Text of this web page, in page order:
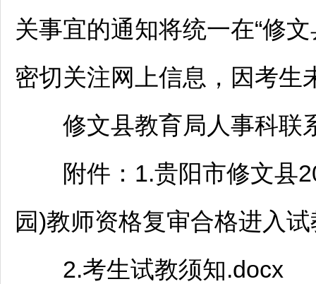
关事宜的通知将统一在“修文
密切关注网上信息，因考生
修文县教育局人事科联
附件：1.贵阳市修文县
园)教师资格复审合格进入
2.考生试教须知.docx